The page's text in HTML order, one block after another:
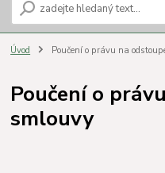
Úvod Poučení o právu na
Poučení o
smlouvy